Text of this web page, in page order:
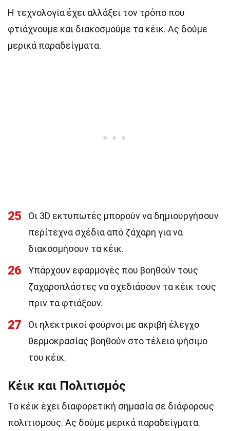
Η τεχνολογία έχει αλλάξει τον τρόπο που
φτιάχνουμε και διακοσμούμε τα κέικ. Ας δούμε
μερικά παραδείγματα.
25
Οι 3D εκτυπωτές μπορούν να δημιουργήσουν
περίτεχνα σχέδια από ζάχαρη για να
διακοσμήσουν τα κέικ.
26
Υπάρχουν εφαρμογές που βοηθούν τους
ζαχαροπλάστες να σχεδιάσουν τα κέικ τους
πριν τα φτιάξουν.
27
Οι ηλεκτρικοί φούρνοι με ακριβή έλεγχο
θερμοκρασίας βοηθούν στο τέλειο ψήσιμο
του κέικ.
Κέικ και Πολιτισμός
Το κέικ έχει διαφορετική σημασία σε διάφορους
πολιτισμούς. Ας δούμε μερικά παραδείγματα.